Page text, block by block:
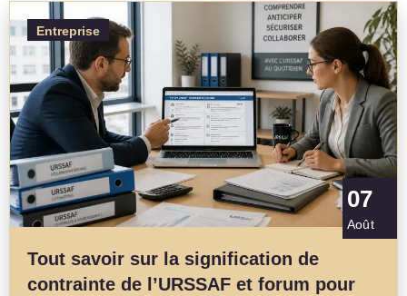
Entreprise
07
Août
Tout savoir sur la signification de
contrainte de l’URSSAF et forum pour